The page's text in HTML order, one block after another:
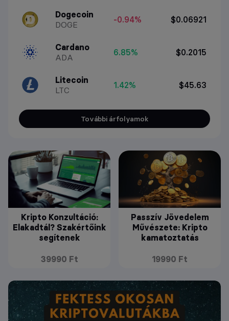
Dogecoin
DOGE
-0.94% $0.06921
Cardano
ADA
6.85% $0.2015
Litecoin
LTC
1.42% $45.63
További árfolyamok
Kripto Konzultáció:
Elakadtál? Szakértőink
segítenek
39990 Ft
Passzív Jövedelem
Művészete: Kripto
kamatoztatás
19990 Ft